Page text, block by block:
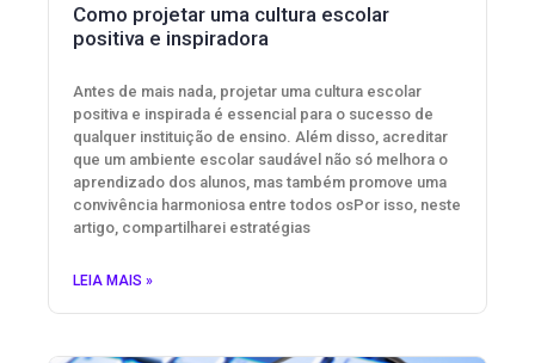
Como projetar uma cultura escolar
positiva e inspiradora
Antes de mais nada, projetar uma cultura escolar
positiva e inspirada é essencial para o sucesso de
qualquer instituição de ensino. Além disso, acreditar
que um ambiente escolar saudável não só melhora o
aprendizado dos alunos, mas também promove uma
convivência harmoniosa entre todos osPor isso, neste
artigo, compartilharei estratégias
LEIA MAIS »